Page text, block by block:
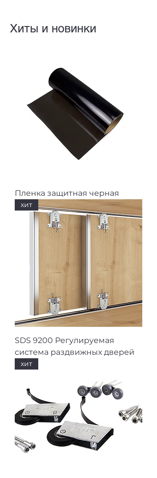
Хиты и новинки
Пленка защитная черная
хит
SDS 9200 Регулируемая
система раздвижных дверей
хит